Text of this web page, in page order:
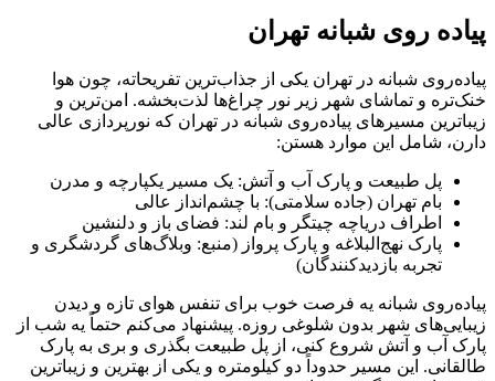
پیاده روی شبانه تهران
پیاده‌روی شبانه در تهران یکی از جذاب‌ترین تفریحاته، چون هوا
خنک‌تره و تماشای شهر زیر نور چراغ‌ها لذت‌بخشه. امن‌ترین و
زیباترین مسیرهای پیاده‌روی شبانه در تهران که نورپردازی عالی
دارن، شامل این موارد هستن:
پل طبیعت و پارک آب و آتش: یک مسیر یکپارچه و مدرن
بام تهران (جاده سلامتی): با چشم‌انداز عالی
اطراف دریاچه چیتگر و بام لند: فضای باز و دلنشین
پارک نهج‌البلاغه و پارک پرواز (منبع: وبلاگ‌های گردشگری و
تجربه بازدیدکنندگان)
پیاده‌روی شبانه یه فرصت خوب برای تنفس هوای تازه و دیدن
زیبایی‌های شهر بدون شلوغی روزه. پیشنهاد می‌کنم حتماً یه شب از
پارک آب و آتش شروع کنی، از پل طبیعت بگذری و بری به پارک
طالقانی. این مسیر حدوداً دو کیلومتره و یکی از بهترین و زیباترین